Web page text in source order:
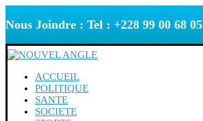
Nous Joindre : Tel : +228 99 00 68 05
ACCUEIL
POLITIQUE
SANTE
SOCIETE